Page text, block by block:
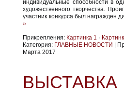
индивидуальные способности в
художественного творчества.
участник конкурса был награжден
»
Прикрепления: Картинка 1 ·
Категория: ГЛАВНЫЕ НОВОСТИ
Марта 2017
ВЫСТАВКА